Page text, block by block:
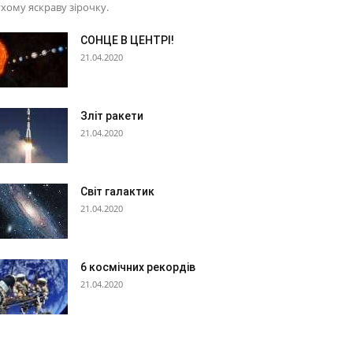
яскраву зірочку.
СОНЦЕ В ЦЕНТРІ!
21.04.2020
Зліт ракети
21.04.2020
Світ галактик
21.04.2020
6 космічних рекордів
21.04.2020